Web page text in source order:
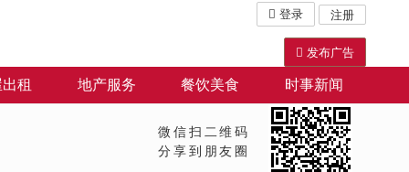
登录 注册
发布广告
租 地产服务 餐饮美食 时事新闻
微信扫二维码
分享到朋友圈